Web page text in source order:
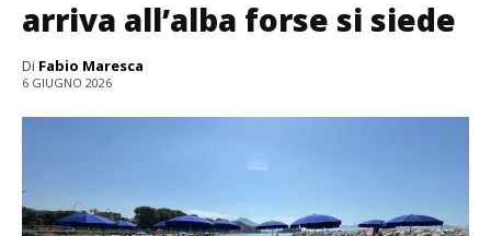
arriva all’alba forse si siede
Di Fabio Maresca
6 GIUGNO 2026